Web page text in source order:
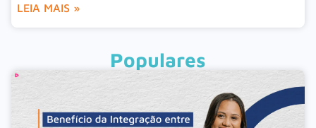
LEIA MAIS »
Populares